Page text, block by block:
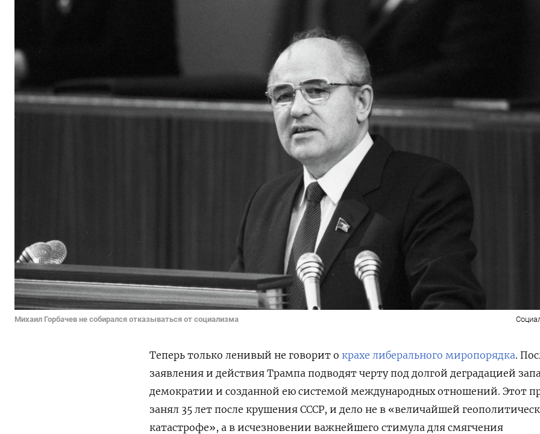
Михаил Горбачев не собирался отказываться от социализма
Теперь только ленивый не говорит о крахе либерального миропорядка.
заявления и действия Трампа подводят черту под долгой деградацией
демократии и созданной ею системой международных отношений. Этот
занял 35 лет после крушения СССР, и дело не в «величайшей
катастрофе», а в исчезновении важнейшего стимула для смягчения